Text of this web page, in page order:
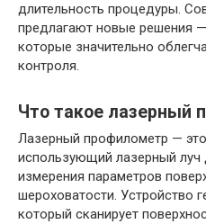
длительность процедуры.
предлагают новые решения
которые значительно
контроля.
Что такое лазерный
Лазерный профилометр —
использующий лазерный луч
измерения параметров
шероховатости. Устройство
который сканирует